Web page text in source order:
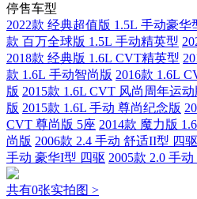
停售车型
2022款 经典超值版 1.5L 手动豪华
款 百万全球版 1.5L 手动精英型
2018款 经典版 1.6L CVT精英型
款 1.6L 手动智尚版 2016款 1.6L
版 2015款 1.6L CVT 风尚周年运动
版 2015款 1.6L 手动 尊尚纪念版
CVT 尊尚版 5座 2014款 魔力版
尚版 2006款 2.4 手动 舒适II型 四
手动 豪华I型 四驱 2005款 2.0 手
共有0张实拍图 >